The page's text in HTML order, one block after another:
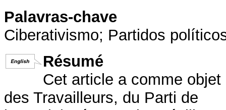
Palavras-chave
Ciberativismo; Partidos
Résumé
Cet article a comme
des Travailleurs, du Parti de